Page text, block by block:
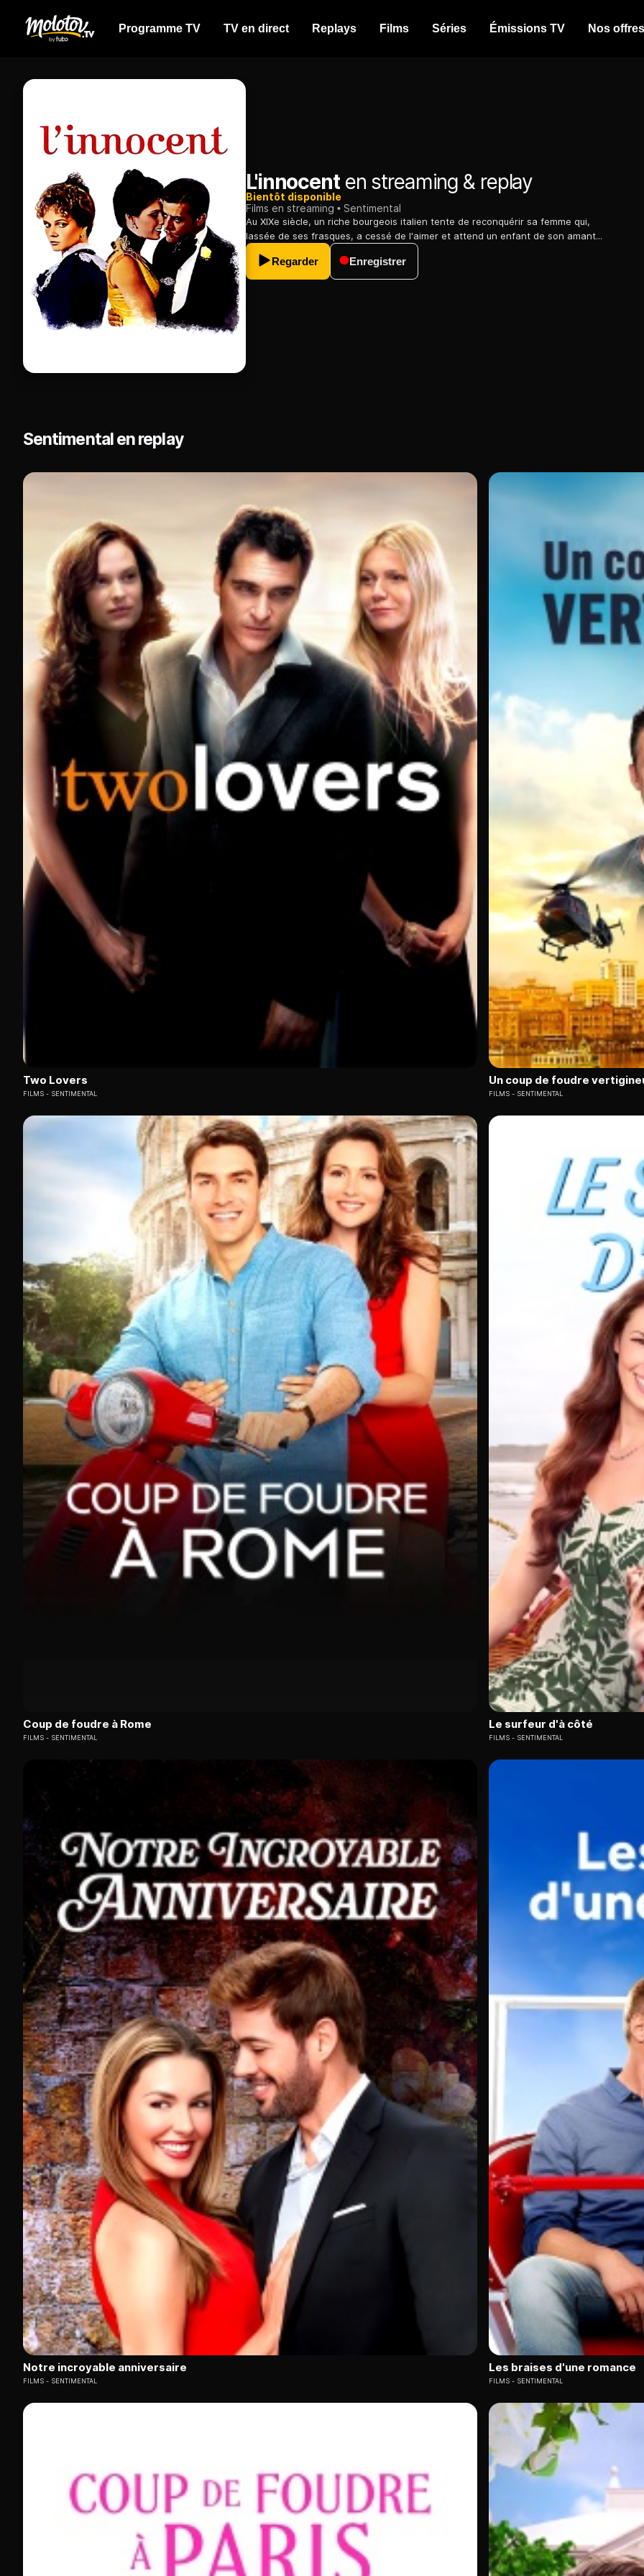
Programme TV TV en direct Replays Films Séries Émissions TV Nos offres
L'innocenten streaming & replay
Bientôt disponible
Films en streaming
Sentimental
Au XIXe siècle, un riche bourgeois italien tente de reconquérir sa femme qui,
lassée de ses frasques, a cessé de l'aimer et attend un enfant de son amant...
Regarder Enregistrer
Sentimental en replay
Two Lovers
FILMS SENTIMENTAL
Un coup de foudre
FILMS SENTIMENTAL
Coup de foudre à Rome
FILMS SENTIMENTAL
Le surfeur d'à côté
FILMS SENTIMENTAL
Notre incroyable anniversaire
FILMS SENTIMENTAL
Les braises d'une romance
FILMS SENTIMENTAL